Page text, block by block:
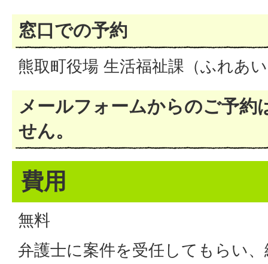
窓口での予約
熊取町役場 生活福祉課（ふれあ
メールフォームからのご予約
せん。
費用
無料
弁護士に案件を受任してもらい